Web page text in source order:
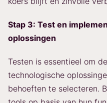
Stap 3: Test en
oplossingen
Testen is essentieel om
technologische
behoeften te selecteren.